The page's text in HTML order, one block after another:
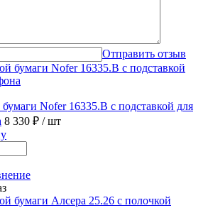
Отправить отзыв
Nofer 16335.B с подставкой для
8 330 ₽ / шт